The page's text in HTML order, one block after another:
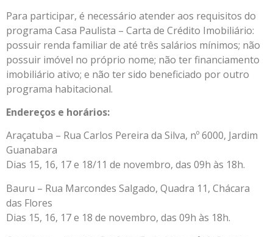
Para participar, é necessário atender aos requisitos do
programa Casa Paulista – Carta de Crédito Imobiliário:
possuir renda familiar de até três salários mínimos; não
possuir imóvel no próprio nome; não ter financiamento
imobiliário ativo; e não ter sido beneficiado por outro
programa habitacional.
Endereços e horários:
Araçatuba – Rua Carlos Pereira da Silva, nº 6000, Jardim
Guanabara
Dias 15, 16, 17 e 18/11 de novembro, das 09h às 18h.
Bauru – Rua Marcondes Salgado, Quadra 11, Chácara
das Flores
Dias 15, 16, 17 e 18 de novembro, das 09h às 18h.